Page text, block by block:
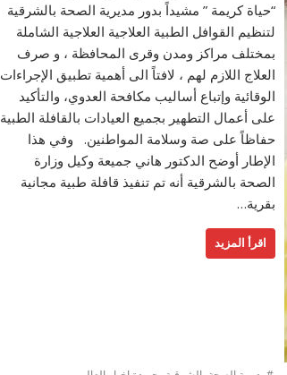
“حياة كريمة ” مشيداً بدور مديرية الصحة بالشرقية
لتنظيم القوافل الطبية العلاجية العلاجية الشاملة
بمختلف مراكز ومدن وقرى المحافظة ، و صرف
العلاج اللازم لهم ، لافتاً الى أهمية تطبيق الإجراءات
الوقائية وإتباع أساليب مكافحة العدوي، والتأكيد
على أعمال التطهير بجميع العيادات بالقافلة الطبية
حفاظاً على صة وسلامة المواطنين. وفي هذا
الإطار أوضح الدكتور هاني جميعة وكيل وزارة
الصحة بالشرقية أنه تم تنفيذ قافلة طبية مجانية
بقرية…
اقرأ المزيد